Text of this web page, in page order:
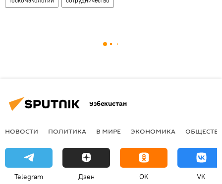
Узбекистан
НОВОСТИ ПОЛИТИКА В МИРЕ ЭКОНОМИКА
Telegram Дзен OK VK